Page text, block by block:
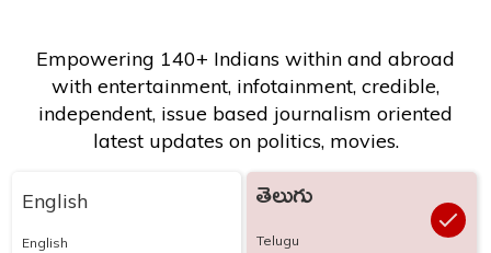
Empowering 140+ Indians within and abroad
with entertainment, infotainment, credible,
independent, issue based journalism oriented
latest updates on politics, movies.
English
English
తెలుగు
Telugu